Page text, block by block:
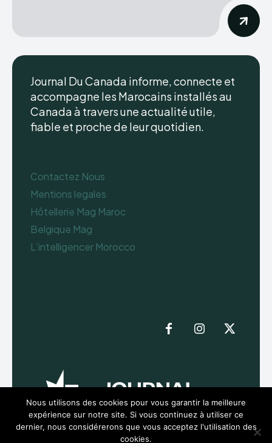
Journal Du Canada informe, connecte et
accompagne les Marocains installés au
Canada à travers une actualité utile,
fiable et proche de leur quotidien.
Contactez Nous
Mentions legales
Hôtellerie Mag Maroc
Belgique Mag
L’intelligencer Morocco
Nous utilisons des cookies pour vous garantir la meilleure
expérience sur notre site. Si vous continuez à utiliser ce
dernier, nous considérerons que vous acceptez l'utilisation des
cookies.